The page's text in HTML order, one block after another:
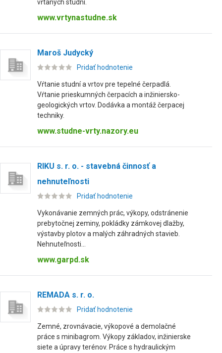
vŕtaných studní.
www.vrtynastudne.sk
Maroš Judycký
Pridať hodnotenie
Vŕtanie studní a vrtov pre tepelné čerpadlá.
Vŕtanie prieskumných čerpacích a inžiniersko-
geologických vrtov. Dodávka a montáž čerpacej
techniky.
www.studne-vrty.nazory.eu
RIKU s. r. o. - stavebná činnosť a
nehnuteľnosti
Pridať hodnotenie
Vykonávanie zemných prác, výkopy, odstránenie
prebytočnej zeminy, pokládky zámkovej dlažby,
výstavby plotov a malých záhradných stavieb.
Nehnuteľnosti...
www.garpd.sk
REMADA s. r. o.
Pridať hodnotenie
Zemné, zrovnávacie, výkopové a demolačné
práce s minibagrom. Výkopy základov, inžinierske
siete a úpravy terénov. Práce s hydraulickým